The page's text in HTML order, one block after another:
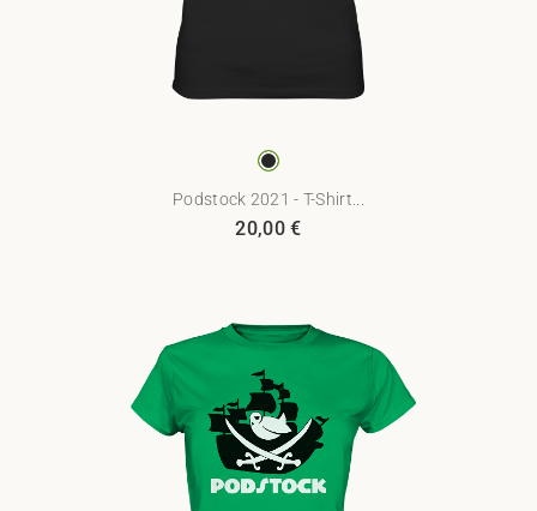
Podstock 2021 - T-Shirt...
20,00€